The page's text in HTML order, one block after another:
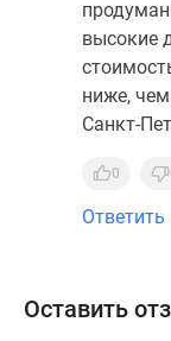
высокие
ниже,
Санкт-
0
Ответить
Оставить